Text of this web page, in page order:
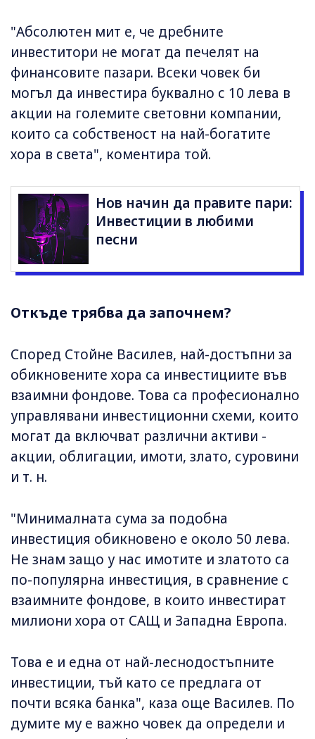
"Абсолютен мит е, че дребните
инвеститори не могат да печелят на
финансовите пазари. Всеки човек би
могъл да инвестира буквално с 10 лева в
акции на големите световни компании,
които са собственост на най-богатите
хора в света", коментира той.
Нов начин да правите пари:
Инвестиции в любими
песни
Откъде трябва да започнем?
Според Стойне Василев, най-достъпни за
обикновените хора са инвестициите във
взаимни фондове. Това са професионално
управлявани инвестиционни схеми, които
могат да включват различни активи -
акции, облигации, имоти, злато, суровини
и т. н.
"Минималната сума за подобна
инвестиция обикновено е около 50 лева.
Не знам защо у нас имотите и златото са
по-популярна инвестиция, в сравнение с
взаимните фондове, в които инвестират
милиони хора от САЩ и Западна Европа.
Това е и една от най-леснодостъпните
инвестиции, тъй като се предлага от
почти всяка банка", каза още Василев. По
думите му е важно човек да определи и